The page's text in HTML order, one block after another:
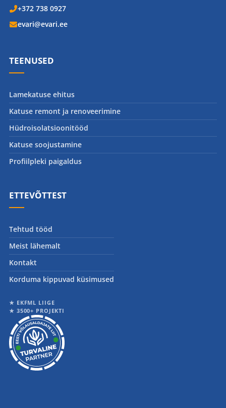
+372 738 0927
evari@evari.ee
TEENUSED
Lamekatuse ehitus
Katuse remont ja renoveerimine
Hüdroisolatsioonitööd
Katuse soojustamine
Profiilpleki paigaldus
ETTEVÕTTEST
Tehtud tööd
Meist lähemalt
Kontakt
Korduma kippuvad küsimused
★ EKFML LIIGE
★ 3500+ PROJEKTI